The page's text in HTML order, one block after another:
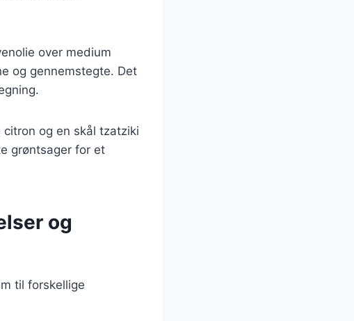
over medium
og gennemstegte. Det
og en skål tzatziki
grøntsager for et
og
til forskellige